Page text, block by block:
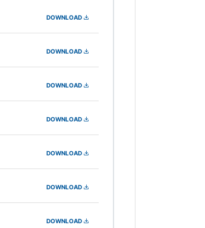
DOWNLOAD
DOWNLOAD
DOWNLOAD
DOWNLOAD
DOWNLOAD
DOWNLOAD
DOWNLOAD